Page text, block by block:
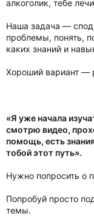
алкоголик, тебе
Наша задача —
проблемы, понять,
каких знаний и
Хороший вариант —
«Я уже начала
смотрю видео,
помощь, есть
тобой этот путь».
Нужно попросить о
Попробуй просто
темы.